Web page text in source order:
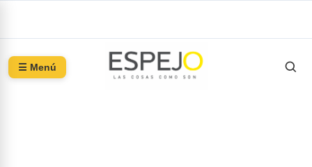
☰ Menú